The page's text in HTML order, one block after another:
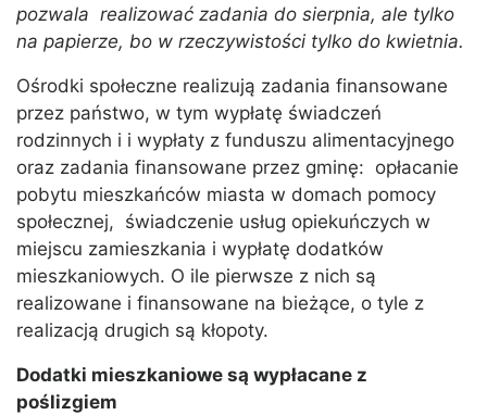
pozwala realizować zadania do sierpnia, ale tylko
na papierze, bo w rzeczywistości tylko do kwietnia.
Ośrodki społeczne realizują zadania finansowane
przez państwo, w tym wypłatę świadczeń
rodzinnych i i wypłaty z funduszu alimentacyjnego
oraz zadania finansowane przez gminę: opłacanie
pobytu mieszkańców miasta w domach pomocy
społecznej, świadczenie usług opiekuńczych w
miejscu zamieszkania i wypłatę dodatków
mieszkaniowych. O ile pierwsze z nich są
realizowane i finansowane na bieżące, o tyle z
realizacją drugich są kłopoty.
Dodatki mieszkaniowe są wypłacane z
poślizgiem